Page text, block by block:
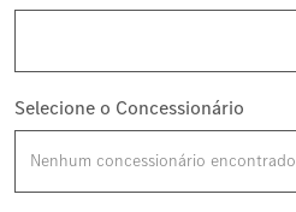
Selecione o Concessionário